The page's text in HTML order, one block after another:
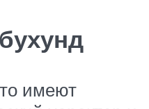
имеют